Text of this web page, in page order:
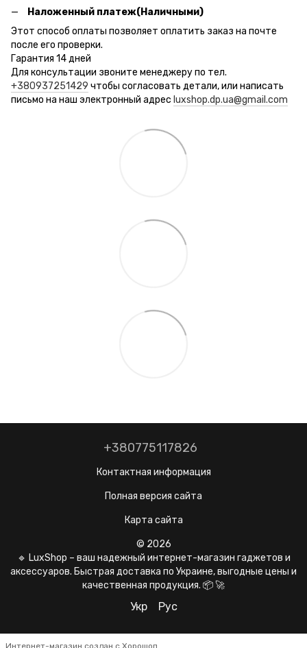
Наложенный платеж(Наличными)
Этот способ оплаты позволяет оплатить заказ на почте
после его проверки.
Гарантия 14 дней
Для консультации звоните менеджеру по тел.
+380937251429 чтобы согласовать детали, или написать
письмо на наш электронный адрес luxshop.dp.ua@gmail.com
+380775117826
Контактная информация
Полная версия сайта
Карта сайта
© 2026
🔹 LuxShop – ваш надежный интернет-магазин гаджетов и
аксессуаров. Быстрая доставка по Украине, выгодные цены и
качественная продукция. 📦 🚀
Укр Рус
Интернет-магазин создан с Хорошоп